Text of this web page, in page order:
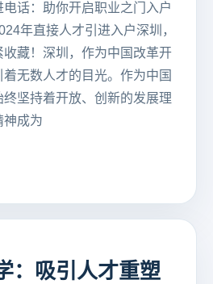
话：助你开启职业之门入户
年直接人才引进入户深圳，
藏！深圳，作为中国改革开
无数人才的目光。作为中国
坚持着开放、创新的发展理
神成为
：吸引人才重塑